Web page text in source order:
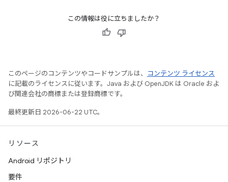
この情報は役に立ちましたか？
このページのコンテンツやコードサンプルは、
コンテンツ ライセンス
に記載のライセンスに従います。Java および OpenJDK は Oracle およ
び関連会社の商標または登録商標です。
最終更新日 2026-06-22 UTC。
リソース
Android リポジトリ
要件